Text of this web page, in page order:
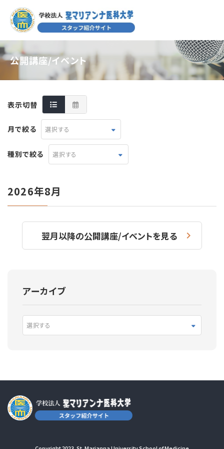
公開講座/イベント
表示切替
月で絞る 選択する
種別で絞る 選択する
2026年8月
翌月以降の公開講座/イベントを見る
アーカイブ
選択する